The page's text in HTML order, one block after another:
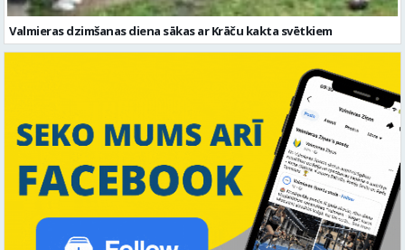
Valmieras dzimšanas diena sākas ar Krāču kakta svētkiem